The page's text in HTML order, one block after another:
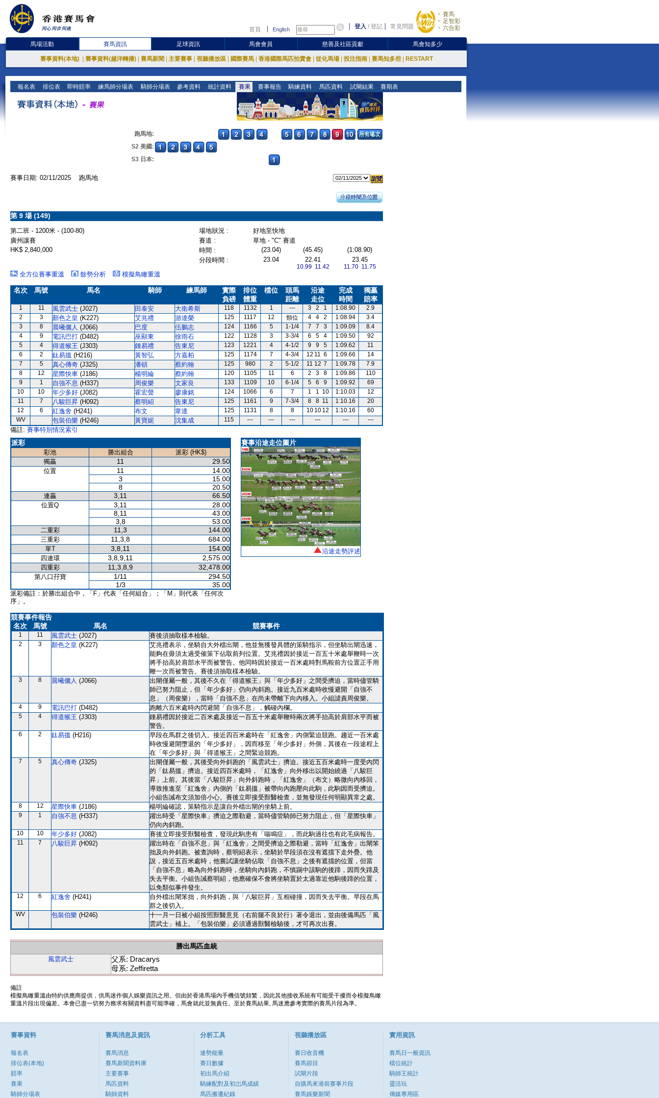
首頁 English 登入 /登記 常見問題
賽馬
足智彩
六合彩
馬場活動 賽馬資訊 足球資訊 馬會會員 慈善及社區貢獻 馬會知多少
賽事資料(本地) 賽事資料(越洋轉播) 賽馬新聞 主要賽事 視聽播放區 國際賽馬 香港國際馬匹拍賣會 從化馬場 投注指南 賽馬知多些 RESTART
報名表 排位表 即時賠率 練馬師分場表 騎師分場表 參考資料 統計資料 賽果 賽事報告 騎練資料 馬匹資料 試閘結果 賽期表
跑馬地:
S2 美國:
S3 日本:
賽事日期: 02/11/2025 跑馬地
第 9 場 (149)
第二班 - 1200米 - (100-80) 場地狀況 :
好地至快地
廣州讓賽
賽道 :
草地 - "C" 賽道
HK$ 2,840,000
時間 : (23.04) (45.45)
(1:08.90)
分段時間 :
23.04 22.41
10.99 11.42
23.45
11.70 11.75
全方位賽事重溫 餘勢分析 模擬鳥瞰重溫
名次 馬號 馬名 騎師 練馬師
實際
負磅
排位
體重
檔位
頭馬
距離
沿途
走位
完成
時間
獨贏
賠率
1 11 風雲武士 (J027) 田泰安 大衛希斯 118 1132 1 --- 3 2 1 1:08.90
2.9
2
3 顏色之皇 (K227) 艾兆禮 游達榮 125 1117 12 頸位 4 4 2 1:08.94
3.4
3
8 晨曦儷人 (J066) 巴度 伍鵬志 124 1166 5 1-1/4 7 7 3 1:09.09
8.4
4
9 電訊巴打 (D482) 巫顯東 徐雨石 122 1128 3 3-3/4 6 5 4 1:09.50
92
5
4 得道猴王 (J303) 鍾易禮 告東尼 123 1221 4 4-1/2 9 9 5 1:09.62
11
6
2 鈦易搵 (H216) 黃智弘 方嘉柏 125 1174 7 4-3/4 12 11 6 1:09.66
14
7
5 真心傳奇 (J325) 潘頓 蔡約翰 125 980 2 5-1/2 11 12 7 1:09.78
7.9
8
12 星際快車 (J186) 楊明綸 蔡約翰 120 1105 11 6 2 3 8 1:09.86
110
9
1 自強不息 (H337) 周俊樂 文家良 133 1109 10 6-1/4 5 6 9 1:09.92
69
10
10 年少多好 (J082) 霍宏聲 廖康銘 124 1066 6 7 1 1 10 1:10.03
12
11
7 八駿巨昇 (H092) 蔡明紹 告東尼 125 1161 9 7-3/4 8 8 11 1:10.16
20
12
6 紅逸舍 (H241) 布文 韋達 125 1131 8 8 10 10 12 1:10.16
60
WV
包裝伯樂 (H246) 黃寶妮 沈集成 115 --- --- --- --- --- ---
備註: 賽事特別情況索引
派彩
彩池 勝出組合
派彩 (HK$)
獨贏
11 29.50
位置 11
14.00
3
15.00
8
20.50
連贏 3,11 66.50
位置Q 3,11
28.00
8,11
43.00
3,8
53.00
二重彩 11,3 144.00
三重彩 11,3,8 684.00
單T 3,8,11 154.00
四連環 3,8,9,11 2,575.00
四重彩 11,3,8,9 32,478.00
第八口孖寶 1/11
294.50
1/3
35.00
派彩備註：於勝出組合中，「F」代表「任何組合」；「M」則代表「任何次
序」。
賽事沿途走位圖片
沿途走勢評述
競賽事件報告
名次
馬號 馬名 競賽事件
1 11 風雲武士 (J027) 賽後須抽取樣本檢驗。
2 3 顏色之皇 (K227)
艾兆禮表示，坐騎自大外檔出閘，他並無獲發具體的策騎指示，但坐騎出閘迅速，
能夠在毋須太過受催策下佔取前列位置。艾兆禮因於接近一百五十米處舉鞭時一次
將手抬高於肩部水平而被警告。他同時因於接近一百米處時對馬鞍前方位置正手用
鞭一次而被警告。賽後須抽取樣本檢驗。
3 8 晨曦儷人 (J066)
出閘僅屬一般，其後不久在「得道猴王」與「年少多好」之間受擠迫，當時儘管騎
師已努力阻止，但「年少多好」仍向內斜跑。接近九百米處時收慢避開「自強不
息」（周俊樂），當時「自強不息」在尚未帶離下向內移入。小組譴責周俊樂。
4 9 電訊巴打 (D482) 跑離六百米處時內閃避開「自強不息」，觸碰內欄。
5 4 得道猴王 (J303)
鍾易禮因於接近二百米處及接近一百五十米處舉鞭時兩次將手抬高於肩部水平而被
警告。
6 2 鈦易搵 (H216)
早段在馬群之後切入。接近四百米處時在「紅逸舍」內側緊迫競跑。趨近一百米處
時收慢避開墮退的「年少多好」，因而移至「年少多好」外側，其後在一段途程上
在「年少多好」與「得道猴王」之間緊迫競跑。
7 5 真心傳奇 (J325)
出閘僅屬一般，其後受向外斜跑的「風雲武士」擠迫。接近五百米處時一度受內閃
的「鈦易搵」擠迫。接近四百米處時，「紅逸舍」向外移出以開始繞過「八駿巨
昇」上前。其後當「八駿巨昇」向外斜跑時，「紅逸舍」（布文）略微向內移回，
導致推進至「紅逸舍」內側的「鈦易搵」被帶向內跑壓向此駒，此駒因而受擠迫。
小組告誡布文須加倍小心。賽後立即接受獸醫檢查，並無發現任何明顯異常之處。
8 12 星際快車 (J186) 楊明綸確認，策騎指示是讓自外檔出閘的坐騎上前。
9 1 自強不息 (H337)
躍出時受「星際快車」擠迫之際勒避，當時儘管騎師已努力阻止，但「星際快車」
仍向內斜跑。
10 10 年少多好 (J082) 賽後立即接受獸醫檢查，發現此駒患有「喘鳴症」，而此駒過往也有此毛病報告。
11 7 八駿巨昇 (H092)
躍出時在「自強不息」與「紅逸舍」之間受擠迫之際勒避，當時「紅逸舍」出閘笨
拙及向外斜跑。被查詢時，蔡明紹表示，坐騎於早段須在沒有遮擋下走外疊。他
說，接近五百米處時，他嘗試讓坐騎佔取「自強不息」之後有遮擋的位置，但當
「自強不息」略為向外斜跑時，坐騎向內斜跑，不慎踢中該駒的後蹄，因而失蹄及
失去平衡。小組告誡蔡明紹，他應確保不會將坐騎置於太過靠近他駒後蹄的位置，
以免類似事件發生。
12 6 紅逸舍 (H241)
自外檔出閘笨拙，向外斜跑，與「八駿巨昇」互相碰撞，因而失去平衡。早段在馬
群之後切入。
WV 包裝伯樂 (H246)
十一月一日被小組按照獸醫意見（右前腿不良於行）著令退出，並由後備馬匹「風
雲武士」補上。「包裝伯樂」必須通過獸醫檢驗後，才可再次出賽。
勝出馬匹血統
風雲武士
父系: Dracarys
母系: Zeffiretta
備註
模擬鳥瞰重溫由特約供應商提供，供馬迷作個人娛樂資訊之用。但由於香港馬場內手機信號頻繁，因此其他接收系統有可能受干擾而令模擬鳥瞰
重溫片段出現偏差。本會已盡一切努力務求有關資料盡可能準確，馬會就此並無責任。至於賽馬結果, 馬迷應參考實際的賽馬片段為準。
賽事資料
報名表
排位表(本地)
賠率
賽果
騎師分場表
賽馬消息及資訊
賽馬消息
賽馬新聞資料庫
主要賽事
馬匹資料
騎師資料
分析工具
速勢能量
賽日數據
初出馬介紹
騎練配對及初岀馬成績
馬匹搬遷紀錄
視聽播放區
賽日收音機
賽馬節目
試閘片段
自購馬來港前賽事片段
賽馬娛樂新聞
實用資訊
賽馬日一般資訊
檔位統計
騎師王統計
靈活玩
傳媒專用區